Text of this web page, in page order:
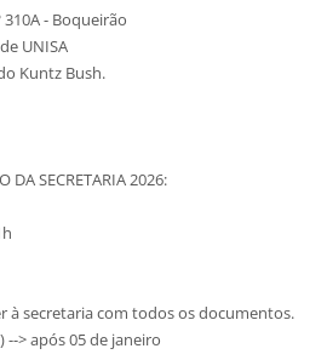
- Boqueirão
UNISA
Kuntz Bush.
DA SECRETARIA 2026:
à secretaria com todos os documentos.
--> após 05 de janeiro